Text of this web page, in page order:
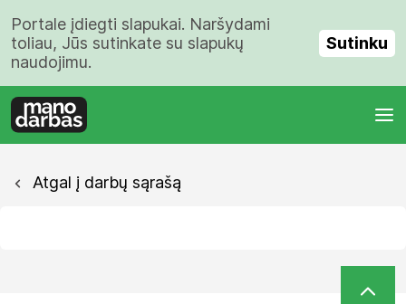
Portale įdiegti slapukai. Naršydami
toliau, Jūs sutinkate su slapukų
naudojimu.
Sutinku
Atgal į darbų sąrašą